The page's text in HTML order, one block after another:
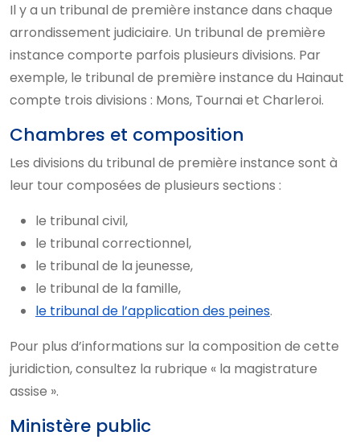
Il y a un tribunal de première instance dans chaque
arrondissement judiciaire. Un tribunal de première
instance comporte parfois plusieurs divisions. Par
exemple, le tribunal de première instance du Hainaut
compte trois divisions : Mons, Tournai et Charleroi.
Chambres et composition
Les divisions du tribunal de première instance sont à
leur tour composées de plusieurs sections :
le tribunal civil,
le tribunal correctionnel,
le tribunal de la jeunesse,
le tribunal de la famille,
le tribunal de l’application des peines.
Pour plus d’informations sur la composition de cette
juridiction, consultez la rubrique « la magistrature
assise ».
Ministère public